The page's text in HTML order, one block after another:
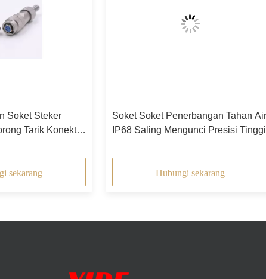
Soket Steker
Tarik Konektor
sekarang
Soket Soket Penerbangan Tahan Air
IP68 Saling Mengunci Presisi Tinggi
Hubungi sekarang